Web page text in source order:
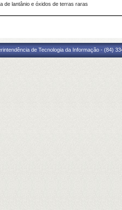
de lantânio e óxidos de terras raras
de Tecnologia da Informação - (84)